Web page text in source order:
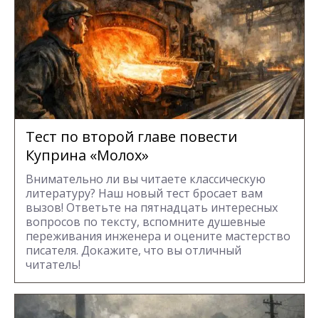
Тест по второй главе повести
Куприна «Молох»
Внимательно ли вы читаете классическую
литературу? Наш новый тест бросает вам
вызов! Ответьте на пятнадцать интересных
вопросов по тексту, вспомните душевные
переживания инженера и оцените мастерство
писателя. Докажите, что вы отличный
читатель!